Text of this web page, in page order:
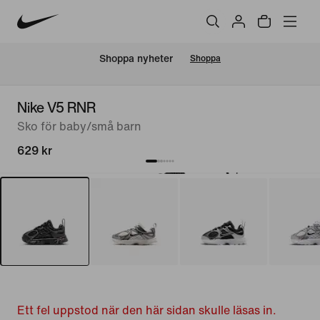
Shoppa nyheter Shoppa
Nike V5 RNR
Sko för baby/små barn
629 kr
Ett fel uppstod när den här sidan skulle läsas in.